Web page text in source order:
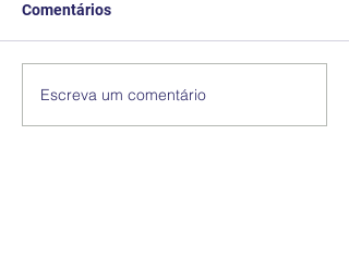
Comentários
Escreva um comentário